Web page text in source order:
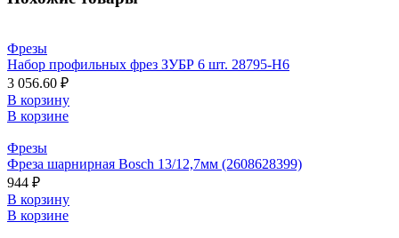
Фрезы
Набор профильных фрез ЗУБР 6 шт. 28795-H6
3 056.60 ₽
В корзину
В корзине
Фрезы
Фреза шарнирная Bosch 13/12,7мм (2608628399)
944 ₽
В корзину
В корзине